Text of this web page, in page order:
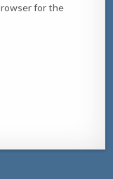
for the